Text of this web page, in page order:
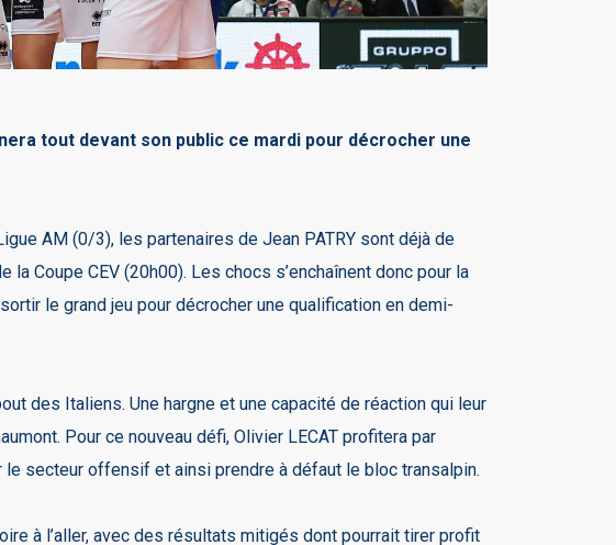
tout devant son public ce mardi pour décrocher une
AM (0/3), les partenaires de Jean PATRY sont déjà de
Coupe CEV (20h00). Les chocs s’enchaînent donc pour la
le grand jeu pour décrocher une qualification en demi-
des Italiens. Une hargne et une capacité de réaction qui leur
Pour ce nouveau défi, Olivier LECAT profitera par
le secteur offensif et ainsi prendre à défaut le bloc transalpin.
à l’aller, avec des résultats mitigés dont pourrait tirer profit